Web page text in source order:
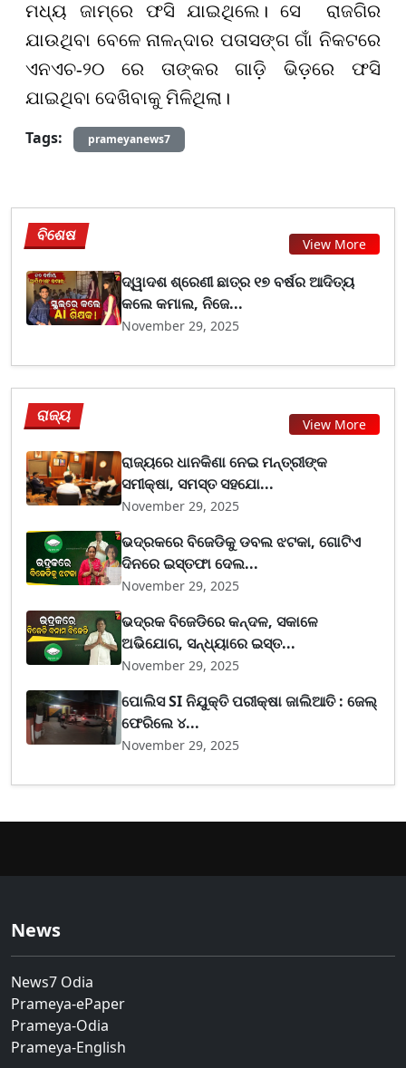
ମଧ୍ୟ ଜାମ୍‌ରେ ଫସି ଯାଇଥିଲେ। ସେ ରାଜଗିର
ଯାଉଥିବା ବେଳେ ନାଳନ୍ଦାର ପତାସଙ୍ଗ ଗାଁ ନିକଟରେ
ଏନଏଚ-୨୦ ରେ ତାଙ୍କର ଗାଡ଼ି ଭିଡ଼ରେ ଫସି
ଯାଇଥିବା ଦେଖିବାକୁ ମିଳିଥିଲା।
Tags:
prameyanews7
ବିଶେଷ View More
ଦ୍ୱାଦଶ ଶ୍ରେଣୀ ଛାତ୍ର ୧୭ ବର୍ଷର ଆଦିତ୍ୟ
କଲେ କମାଲ, ନିଜେ...
November 29, 2025
ରାଜ୍ୟ View More
ରାଜ୍ୟରେ ଧାନକିଣା ନେଇ ମନ୍ତ୍ରୀଙ୍କ
ସମୀକ୍ଷା, ସମସ୍ତ ସହଯୋ...
November 29, 2025
ଭଦ୍ରକରେ ବିଜେଡିକୁ ଡବଲ ଝଟକା, ଗୋଟିଏ
ଦିନରେ ଇସ୍ତଫା ଦେଲ...
November 29, 2025
ଭଦ୍ରକ ବିଜେଡିରେ କନ୍ଦଳ, ସକାଳେ
ଅଭିଯୋଗ, ସନ୍ଧ୍ୟାରେ ଇସ୍ତ...
November 29, 2025
ପୋଲିସ SI ନିଯୁକ୍ତି ପରୀକ୍ଷା ଜାଲିଆତି : ଜେଲ୍
ଫେରିଲେ ୪...
November 29, 2025
News
News7 Odia
Prameya-ePaper
Prameya-Odia
Prameya-English